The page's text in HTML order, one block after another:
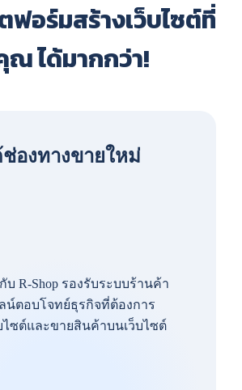
อร์มสร้างเว็บไซต์ที่
ณ ได้มากกว่า!
องทางขายใหม่
บ R-Shop รองรับระบบร้านค้า
น์ตอบโจทย์ธุรกิจที่ต้องการ
ไซต์และขายสินค้าบนเว็บไซต์